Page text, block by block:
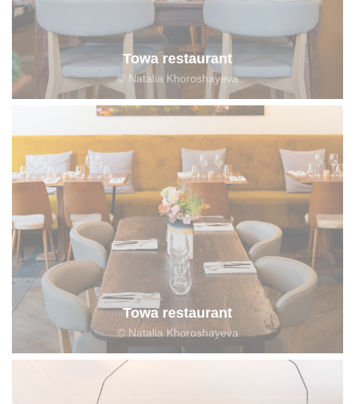
Towa restaurant
© Natalia Khoroshayeva
Towa restaurant
© Natalia Khoroshayeva